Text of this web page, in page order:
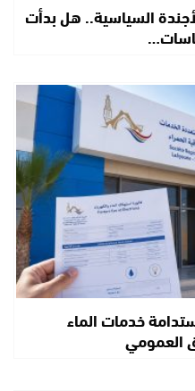
السياسية.. هل بدأت
خدمات الماء
العمومي